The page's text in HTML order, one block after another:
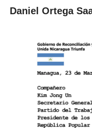
Daniel Ortega